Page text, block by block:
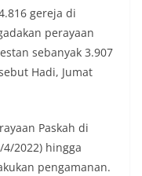
gereja di
perayaan
sebanyak 3.907
Hadi, Jumat
Paskah di
2022) hingga
pengamanan.